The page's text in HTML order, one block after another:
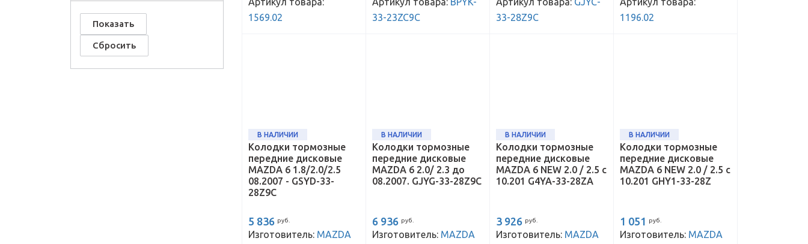
1569.02
33-23ZC9C
33-28Z9C
1196.02
В НАЛИЧИИ
Колодки тормозные
передние дисковые
MAZDA 6 1.8/2.0/2.5
08.2007 - GSYD-33-
28Z9C
5 836 руб.
Изготовитель: MAZDA
В НАЛИЧИИ
Колодки тормозные
передние дисковые
MAZDA 6 2.0/ 2.3 до
08.2007. GJYG-33-28Z9C
6 936 руб.
Изготовитель: MAZDA
В НАЛИЧИИ
Колодки тормозные
передние дисковые
MAZDA 6 NEW 2.0 / 2.5 с
10.201 G4YA-33-28ZA
3 926 руб.
Изготовитель: MAZDA
В НАЛИЧИИ
Колодки тормозные
передние дисковые
MAZDA 6 NEW 2.0 / 2.5 с
10.201 GHY1-33-28Z
1 051 руб.
Изготовитель: MAZDA